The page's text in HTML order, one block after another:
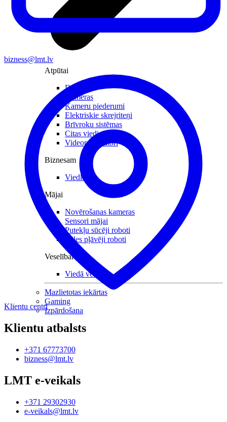
Atpūtai
Droni
Kameras
Kameru piederumi
Elektriskie skrejriteņi
Brīvroku sistēmas
Citas viedierīces
Videoreģistratori
Biznesam
Viedkase
Mājai
Novērošanas kameras
Sensori mājai
Putekļu sūcēji roboti
Zāles pļāvēji roboti
Veselībai
Viedā veselība
Mazlietotas iekārtas
Gaming
Izpārdošana
bizness@lmt.lv
Klientu centri
Klientu atbalsts
+371 67773700
bizness@lmt.lv
LMT e-veikals
+371 29302930
e-veikals@lmt.lv